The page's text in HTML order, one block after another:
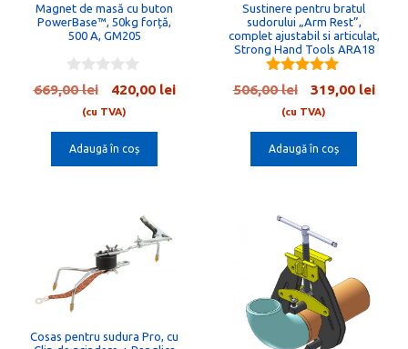
Magnet de masă cu buton
PowerBase™, 50kg forță,
500 A, GM205
0
o
f
5
669,00lei
Prețul
inițial
a
fost:
420,00 leiPrețul
(cu TVA)
Adaugă în coș
Sustinere pentru bratul
sudorului „Arm Rest”,
complet ajustabil si articulat,
Strong Hand Tools ARA18
5.00
out of 5
506,00lei
Prețul
inițial
a
fost:
319,00 lei
(cu TVA)
Adaugă în coș
Cosas pentru sudura Pro, cu